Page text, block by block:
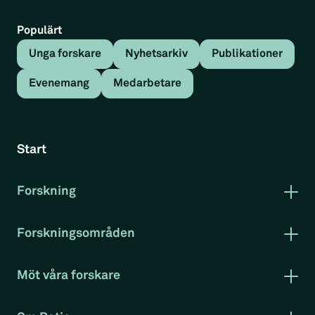
Populärt
Unga forskare Nyhetsarkiv Publikationer
Evenemang Medarbetare
Start
Forskning
Rapportserie arbetsmarknad
Forskningsområden
Konkurrenskraft
Möt våra forskare
Tillbaka
forskarna Christian Sandström, Mirko
hur och varför nya företag kan utmanövrera